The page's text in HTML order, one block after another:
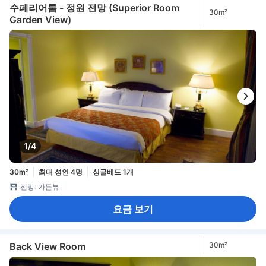
수페리어룸 - 정원 전망 (Superior Room
Garden View)
30m²
1/4
30m² 최대 성인 4명
싱글베드 1개
전망: 가든뷰
요금 보기
Back View Room 30m²